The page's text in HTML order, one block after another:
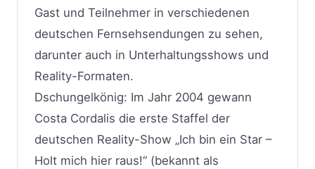
Gast und Teilnehmer in verschiedenen
deutschen Fernsehsendungen zu sehen,
darunter auch in Unterhaltungsshows und
Reality-Formaten.
Dschungelkönig: Im Jahr 2004 gewann
Costa Cordalis die erste Staffel der
deutschen Reality-Show „Ich bin ein Star –
Holt mich hier raus!“ (bekannt als